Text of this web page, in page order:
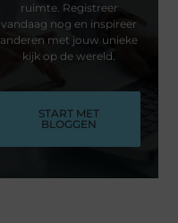
ruimte. Registreer
vandaag nog en inspireer
anderen met jouw unieke
kijk op de wereld.
START MET
BLOGGEN